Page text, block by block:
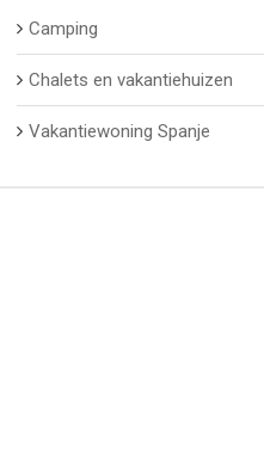
Camping
Chalets en vakantiehuizen
Vakantiewoning Spanje